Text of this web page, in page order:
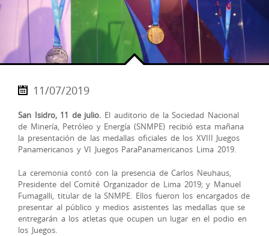
11/07/2019
San Isidro, 11 de julio. El auditorio de la Sociedad Nacional
de Minería, Petróleo y Energía (SNMPE) recibió esta mañana
la presentación de las medallas oficiales de los XVIII Juegos
Panamericanos y VI Juegos ParaPanamericanos Lima 2019.
La ceremonia contó con la presencia de Carlos Neuhaus,
Presidente del Comité Organizador de Lima 2019; y Manuel
Fumagalli, titular de la SNMPE. Ellos fueron los encargados de
presentar al público y medios asistentes las medallas que se
entregarán a los atletas que ocupen un lugar en el podio en
los Juegos.